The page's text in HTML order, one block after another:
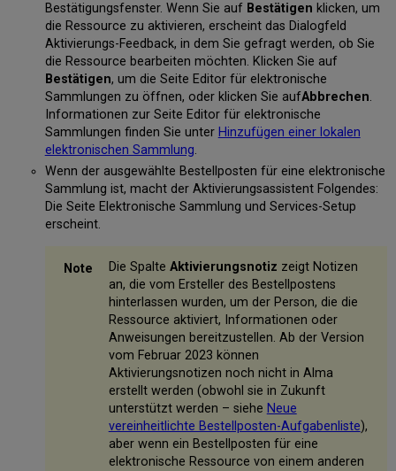
Bestätigungsfenster. Wenn Sie auf Bestätigen klicken, um
die Ressource zu aktivieren, erscheint das Dialogfeld
Aktivierungs-Feedback, in dem Sie gefragt werden, ob Sie
die Ressource bearbeiten möchten. Klicken Sie auf
Bestätigen, um die Seite Editor für elektronische
Sammlungen zu öffnen, oder klicken Sie aufAbbrechen.
Informationen zur Seite Editor für elektronische
Sammlungen finden Sie unter Hinzufügen einer lokalen
elektronischen Sammlung.
Wenn der ausgewählte Bestellposten für eine elektronische
Sammlung ist, macht der Aktivierungsassistent Folgendes:
Die Seite Elektronische Sammlung und Services-Setup
erscheint.
Die Spalte Aktivierungsnotiz zeigt Notizen
an, die vom Ersteller des Bestellpostens
hinterlassen wurden, um der Person, die die
Ressource aktiviert, Informationen oder
Anweisungen bereitzustellen. Ab der Version
vom Februar 2023 können
Aktivierungsnotizen noch nicht in Alma
erstellt werden (obwohl sie in Zukunft
unterstützt werden – siehe Neue
vereinheitlichte Bestellposten-Aufgabenliste),
aber wenn ein Bestellposten für eine
elektronische Ressource von einem anderen